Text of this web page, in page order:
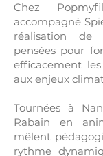
Chez
accompagné
réalisation de
pensées pour
efficacement
aux enjeux
Tournées à
Rabain en
mêlent
rythme